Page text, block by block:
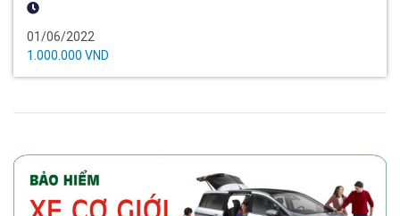
01/06/2022
1.000.000 VND